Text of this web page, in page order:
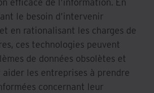
le besoin d’intervenir
en rationalisant les charges de
ces technologies peuvent
de données obsolètes et
les entreprises à prendre
concernant leur